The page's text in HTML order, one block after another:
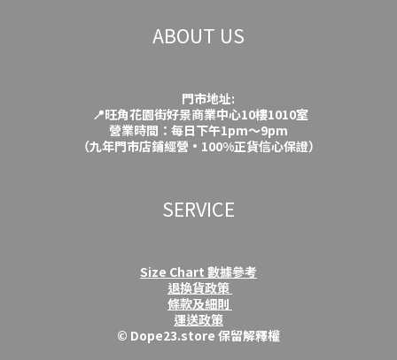
ABOUT US
門市地址:
📍旺角花園街好景商業中心10樓1010室
營業時間：每日下午1pm～9pm
（九年門市店鋪經營·100%正貨信心保證）
SERVICE
Size Chart 數據參考
退換貨政策
條款及細則
運送政策
© Dope23.store 保留解釋權